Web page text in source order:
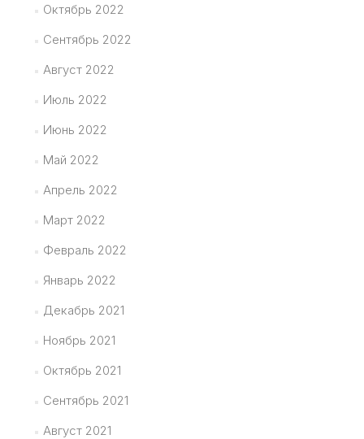
Октябрь 2022
Сентябрь 2022
Август 2022
Июль 2022
Июнь 2022
Май 2022
Апрель 2022
Март 2022
Февраль 2022
Январь 2022
Декабрь 2021
Ноябрь 2021
Октябрь 2021
Сентябрь 2021
Август 2021